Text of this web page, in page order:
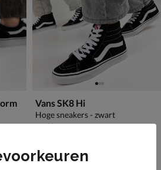
Vans SK8 Hi
Hoge sneakers - zwart
€ 89,99
89,99